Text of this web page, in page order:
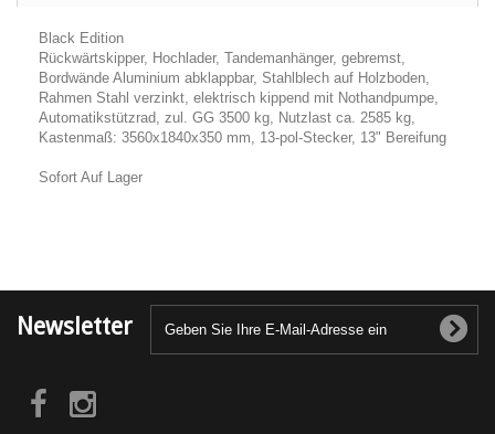
Black Edition
Rückwärtskipper, Hochlader, Tandemanhänger, gebremst,
Bordwände Aluminium abklappbar, Stahlblech auf Holzboden,
Rahmen Stahl verzinkt, elektrisch kippend mit Nothandpumpe,
Automatikstützrad, zul. GG 3500 kg, Nutzlast ca. 2585 kg,
Kastenmaß: 3560x1840x350 mm, 13-pol-Stecker, 13" Bereifung
Sofort Auf Lager
Newsletter